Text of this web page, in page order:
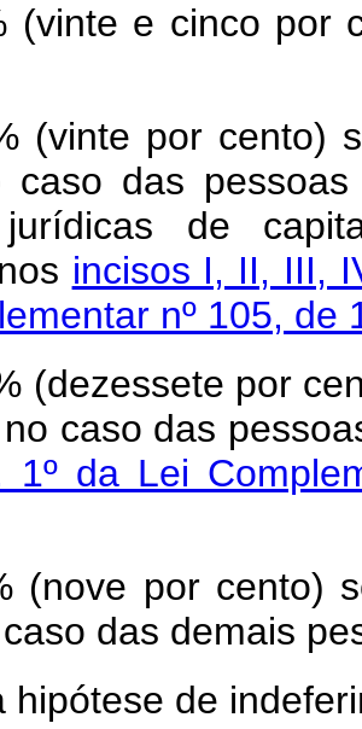
(vinte e cinco por
(vinte por cento)
caso das
jurídicas de
incisos I, II, III,
nº 105,
(dezessete por
caso das
1º da Lei
(nove por cento)
das demais
hipótese de